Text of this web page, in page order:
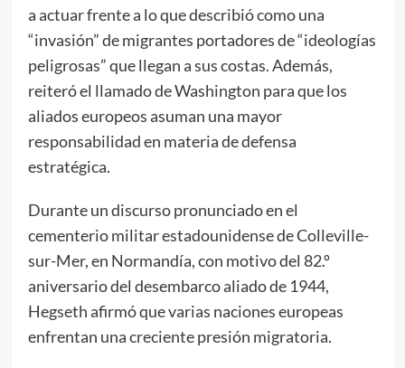
a actuar frente a lo que describió como una
“invasión” de migrantes portadores de “ideologías
peligrosas” que llegan a sus costas. Además,
reiteró el llamado de Washington para que los
aliados europeos asuman una mayor
responsabilidad en materia de defensa
estratégica.
Durante un discurso pronunciado en el
cementerio militar estadounidense de Colleville-
sur-Mer, en Normandía, con motivo del 82.º
aniversario del desembarco aliado de 1944,
Hegseth afirmó que varias naciones europeas
enfrentan una creciente presión migratoria.